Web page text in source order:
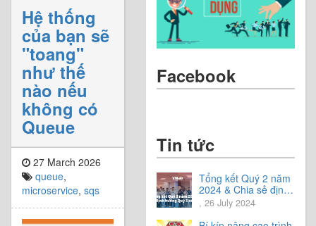
Hệ thống
của bạn sẽ
"toang"
như thế
nào nếu
không có
Queue
27 March 2026
queue,
microservice, sqs
Facebook
Tin tức
Tổng kết Quý 2 năm
2024 & Chia sẻ định
hướng Quý 3 năm
2024
, 26 July 2024